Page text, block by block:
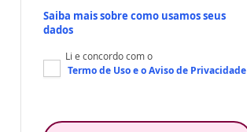
Saiba mais sobre como usamos seus
dados
Li e concordo com o
Termo de Usoe oAviso de Privacidade